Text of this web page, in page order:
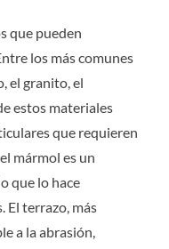
que pueden
los más comunes
el granito, el
estos materiales
que requieren
mármol es un
que lo hace
El terrazo, más
a la abrasión,